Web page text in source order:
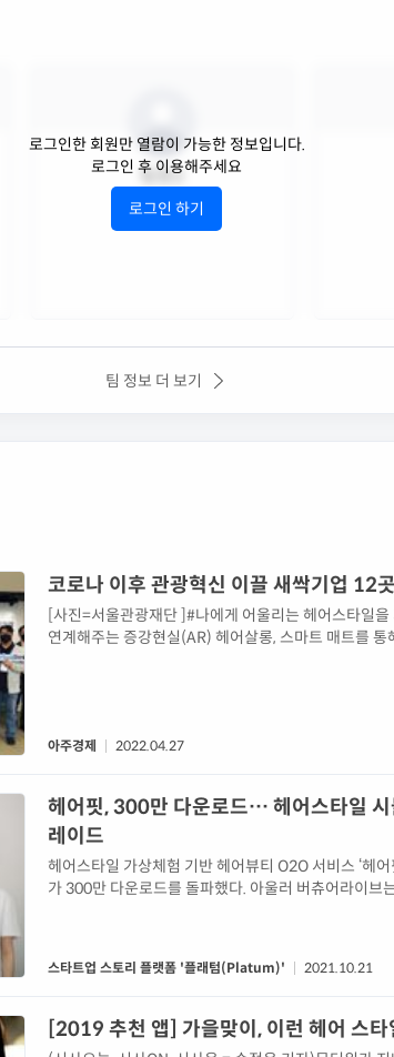
팀원2
책임심사역
로그인한 회원만 열람이 가능한 정보입니다.
로그인 후 이용해주세요
로그인 하기
팀 정보 더 보기
[사진=서울관광재단 ]#나에게 어울리는 헤어스타일
연계해주는 증강현실(AR) 헤어살롱, 스마트 매트를 통
아주경제 2022.04.27
헤어핏, 300만 다운로드… 헤어스타일
레이드
헤어스타일 가상체험 기반 헤어뷰티 O2O 서비스 ‘헤
가 300만 다운로드를 돌파했다. 아울러 버츄어라이브
스타트업 스토리 플랫폼 '플래텀(Platum)' 2021.10.21
[2019 추천 앱] 가을맞이, 이런 헤어 스타